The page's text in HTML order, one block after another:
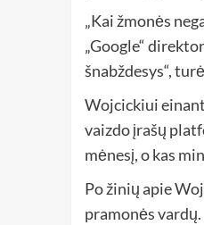
„Kai žmonės
„Google“
šnabždesys“,
Wojcickiui
vaizdo įrašų
mėnesį, o kas
Po žinių apie
pramonės vardų.